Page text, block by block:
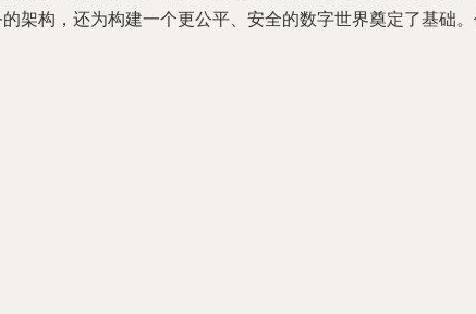
架构，还为构建一个更公平、安全的数字世界奠定了基础